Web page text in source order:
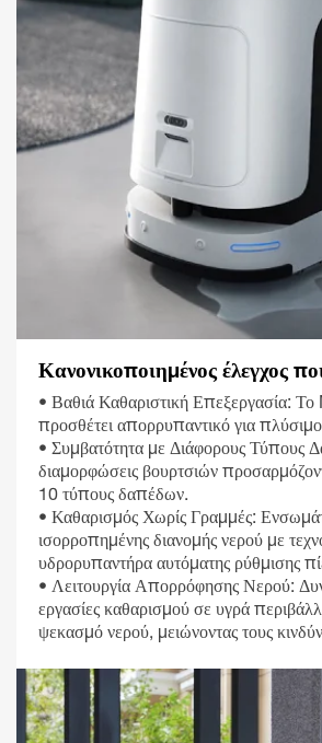
Κανονικοποιημένος έλεγχος
• Βαθιά Καθαριστική Επεξεργασία:
προσθέτει απορρυπαντικό για
• Συμβατότητα με Διάφορους Τύπους
διαμορφώσεις βουρτσιών
10 τύπους δαπέδων.
• Καθαρισμός Χωρίς Γραμμές:
ισορροπημένης διανομής νερού με
υδρορυπαντήρα αυτόματης ρύθμισης
• Λειτουργία Απορρόφησης Νερού:
εργασίες καθαρισμού σε υγρά
ψεκασμό νερού, μειώνοντας τους